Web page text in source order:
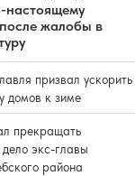
настоящему
жалобы в
призвал ускорить
домов к зиме
прекращать
дело экс-главы
района